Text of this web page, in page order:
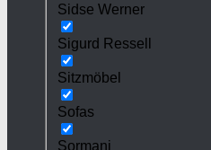
Sidse Werner
Sigurd Ressell
Sitzmöbel
Sofas
Sormani